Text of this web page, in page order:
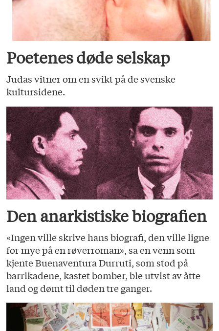
Poetenes døde selskap
Judas vitner om en svikt på de svenske
kultursidene.
Den anarkistiske biografien
«Ingen ville skrive hans biografi, den ville ligne
for mye på en røverroman», sa en venn som
kjente Buenaventura Durruti, som stod på
barrikadene, kastet bomber, ble utvist av åtte
land og dømt til døden tre ganger.